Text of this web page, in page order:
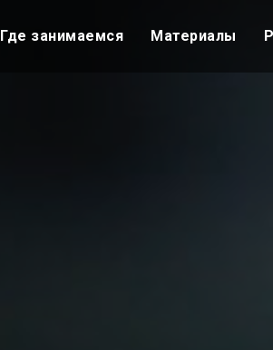
Где занимаемся Материалы